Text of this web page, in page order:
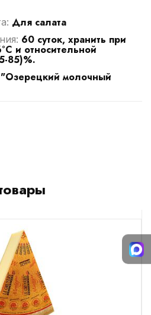
Для салата
60 суток, хранить при
и относительной
85)%.
молочный